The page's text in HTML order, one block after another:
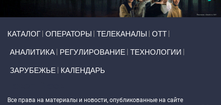
КАТАЛОГ ОПЕРАТОРЫ ТЕЛЕКАНАЛЫ ОТТ
АНАЛИТИКА РЕГУЛИРОВАНИЕ ТЕХНОЛОГИИ
ЗАРУБЕЖЬЕ КАЛЕНДАРЬ
Все права на материалы и новости, опубликованные на сайте